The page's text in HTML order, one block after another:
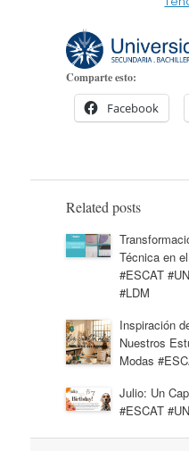
Comparte esto:
Facebook
Related posts
Técnica en
#ESCAT
#LDM
Inspiración
Nuestros
Modas
Julio: Un
#ESCAT